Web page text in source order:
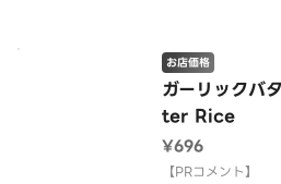
ガーリック
ter Rice
お店価格
¥696
【PRコメント】